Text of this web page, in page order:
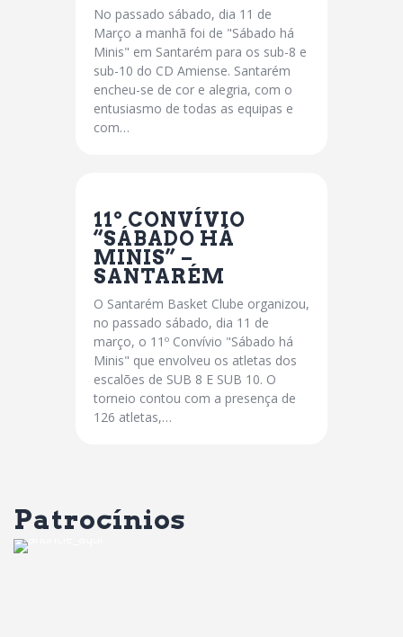
No passado sábado, dia 11 de
Março a manhã foi de "Sábado há
Minis" em Santarém para os sub-8 e
sub-10 do CD Amiense. Santarém
encheu-se de cor e alegria, com o
entusiasmo de todas as equipas e
com…
11º CONVÍVIO
“SÁBADO HÁ
MINIS” –
SANTARÉM
O Santarém Basket Clube organizou,
no passado sábado, dia 11 de
março, o 11º Convívio "Sábado há
Minis" que envolveu os atletas dos
escalões de SUB 8 E SUB 10. O
torneio contou com a presença de
126 atletas,…
Patrocínios